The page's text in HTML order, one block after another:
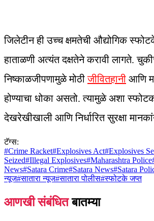
जिलेटीन ही उच्च क्षमतेची औद्योगिक
हाताळणी अत्यंत दक्षतेने करावी लागते.
निष्काळजीपणामुळे मोठीजीवितहानी आणि
होण्याचा धोका असतो. त्यामुळे अशा
देखरेखीखाली आणि निर्धारित सुरक्षा
टॅग्स:
#Crime Racket#Explosives Act#Explosives
Seized#Illegal Explosives#Maharashtra Police
News#Satara Crime#Satara News#Satara
न्यूज#सातारा न्यूज#सातारा पोलीस#स्फोटके जप्त
आणखी संबंधित बातम्या